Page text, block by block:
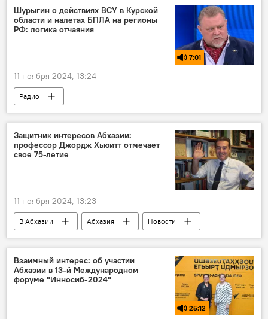
Шурыгин о действиях ВСУ в Курской
области и налетах БПЛА на регионы
РФ: логика отчаяния
7:01
11 ноября 2024, 13:24
Радио
Подкасты спецоперация России в Донбассе
Россия
Курск
спецоперация
Украина
Защитник интересов Абхазии:
профессор Джордж Хьюитт отмечает
свое 75-летие
11 ноября 2024, 13:23
В Абхазии Абхазия
Новости
Великобритания
личности
Взаимный интерес: об участии
Абхазии в 13-й Международном
форуме "Инносиб-2024"
25:12